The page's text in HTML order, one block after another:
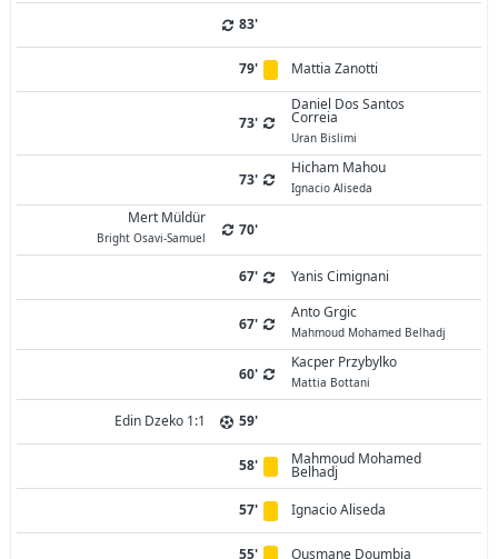
83'
79' Mattia Zanotti
73'
Daniel Dos Santos
Correia
Uran Bislimi
73'
Hicham Mahou
Ignacio Aliseda
Mert Müldür
Bright Osavi-Samuel 70'
67' Yanis Cimignani
67'
Anto Grgic
Mahmoud Mohamed Belhadj
60'
Kacper Przybylko
Mattia Bottani
Edin Dzeko 1:1 59'
58' Mahmoud Mohamed
Belhadj
57'
Ignacio Aliseda
55' Ousmane Doumbia